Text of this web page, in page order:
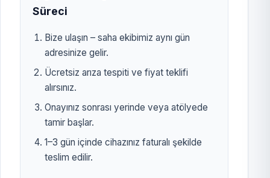
Süreci
Bize ulaşın – saha ekibimiz aynı gün
adresinize gelir.
Ücretsiz arıza tespiti ve fiyat teklifi
alırsınız.
Onayınız sonrası yerinde veya atölyede
tamir başlar.
1–3 gün içinde cihazınız faturalı şekilde
teslim edilir.